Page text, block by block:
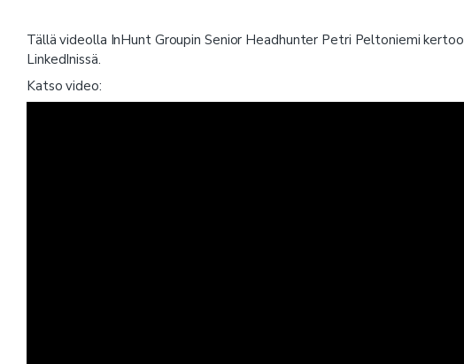
Tällä videolla InHunt Groupin Senior Headhunter Petri Peltoniemi
LinkedInissä.
Katso video: